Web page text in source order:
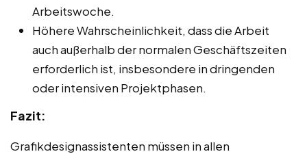
Arbeitswoche.
Höhere Wahrscheinlichkeit, dass die Arbeit
auch außerhalb der normalen Geschäftszeiten
erforderlich ist, insbesondere in dringenden
oder intensiven Projektphasen.
Fazit:
Grafikdesignassistenten müssen in allen